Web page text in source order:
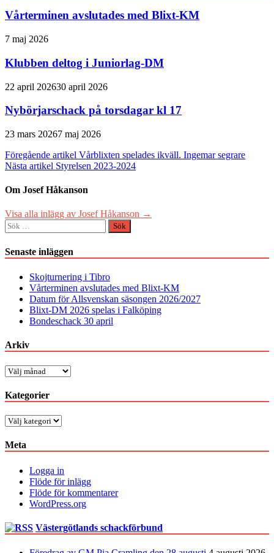
Vårterminen avslutades med Blixt-KM
7 maj 2026
Klubben deltog i Juniorlag-DM
22 april 202630 april 2026
Nybörjarschack på torsdagar kl 17
23 mars 20267 maj 2026
Inläggsnavigering
Föregående artikel Vårblixten spelades ikväll. Ingemar segrare
Nästa artikel Styrelsen 2023-2024
Om Josef Håkanson
Visa alla inlägg av Josef Håkanson →
Sök
efter:
Senaste inläggen
Skojturnering i Tibro
Vårterminen avslutades med Blixt-KM
Datum för Allsvenskan säsongen 2026/2027
Blixt-DM 2026 spelas i Falköping
Bondeschack 30 april
Arkiv
Arkiv
Kategorier
Kategorier
Meta
Logga in
Flöde för inlägg
Flöde för kommentarer
WordPress.org
Västergötlands schackförbund